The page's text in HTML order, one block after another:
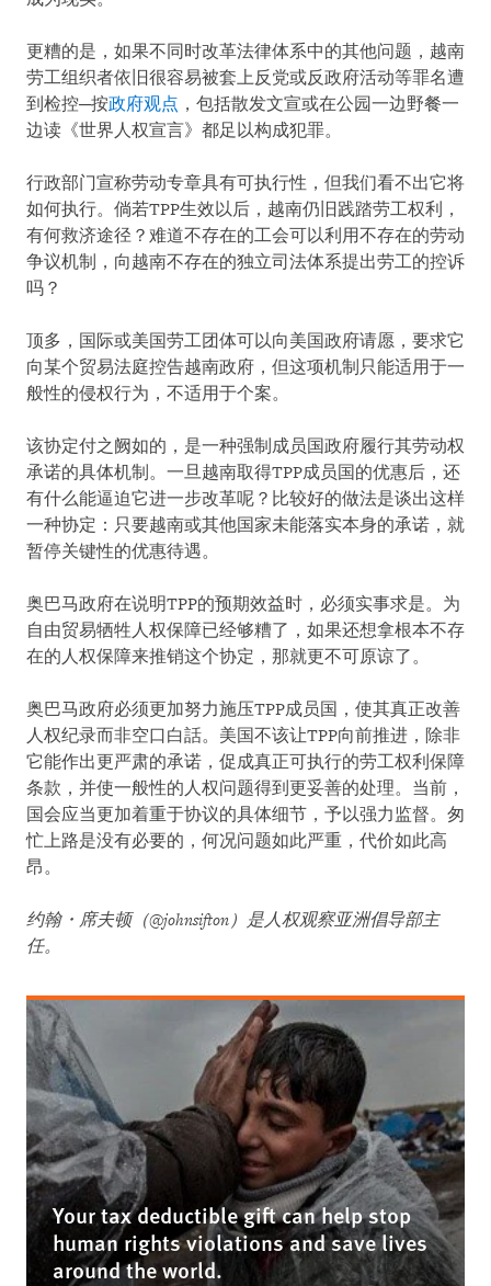
更糟的是，如果不同时改革法律体系中的其他问题，越南
劳工组织者依旧很容易被套上反党或反政府活动等罪名遭
到检控─按政府观点 ，包括散发文宣或在公园一边野餐一
边读《世界人权宣言》都足以构成犯罪。
行政部门宣称劳动专章具有可执行性，但我们看不出它将
如何执行。倘若TPP生效以后，越南仍旧践踏劳工权利，
有何救济途径？难道不存在的工会可以利用不存在的劳动
争议机制，向越南不存在的独立司法体系提出劳工的控诉
吗？
顶多，国际或美国劳工团体可以向美国政府请愿，要求它
向某个贸易法庭控告越南政府，但这项机制只能适用于一
般性的侵权行为，不适用于个案。
该协定付之阙如的，是一种强制成员国政府履行其劳动权
承诺的具体机制。一旦越南取得TPP成员国的优惠后，还
有什么能逼迫它进一步改革呢？比较好的做法是谈出这样
一种协定：只要越南或其他国家未能落实本身的承诺，就
暂停关键性的优惠待遇。
奥巴马政府在说明TPP的预期效益时，必须实事求是。为
自由贸易牺牲人权保障已经够糟了，如果还想拿根本不存
在的人权保障来推销这个协定，那就更不可原谅了。
奥巴马政府必须更加努力施压TPP成员国，使其真正改善
人权纪录而非空口白話。美国不该让TPP向前推进，除非
它能作出更严肃的承诺，促成真正可执行的劳工权利保障
条款，并使一般性的人权问题得到更妥善的处理。当前，
国会应当更加着重于协议的具体细节，予以强力监督。匆
忙上路是没有必要的，何况问题如此严重，代价如此高
昂。
约翰・席夫顿（@johnsifton ）是人权观察亚洲倡导部主
任。
Your tax deductible gift can help stop
human rights violations and save lives
around the world.